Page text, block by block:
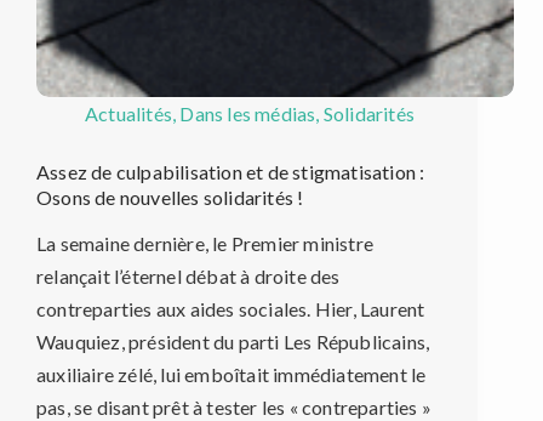
Actualités Dans les médias Solidarités
Assez de culpabilisation et de stigmatisation :
Osons de nouvelles solidarités !
La semaine dernière, le Premier ministre
relançait l’éternel débat à droite des
contreparties aux aides sociales. Hier, Laurent
Wauquiez, président du parti Les Républicains,
auxiliaire zélé, lui emboîtait immédiatement le
pas, se disant prêt à tester les « contreparties »